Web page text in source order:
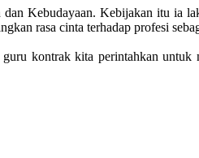
Kebudayaan. Kebijakan itu ia
rasa cinta terhadap profesi
kontrak kita perintahkan untuk